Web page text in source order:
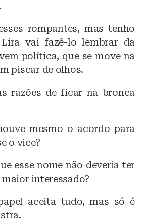
rompantes, mas tenho
vai fazê-lo lembrar da
política, que se move na
piscar de olhos.
razões de ficar na bronca
mesmo o acordo para
o vice?
esse nome não deveria ter
interessado?
aceita tudo, mas só é